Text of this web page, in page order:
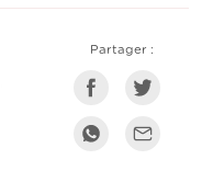
Partager :